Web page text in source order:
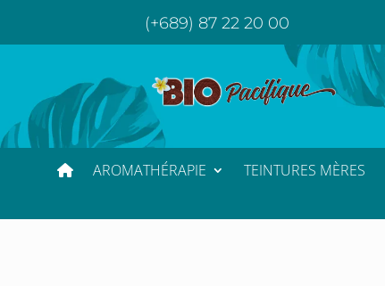
(+689) 87 22 20 00
AROMATHÉRAPIE TEINTURES MÈRES